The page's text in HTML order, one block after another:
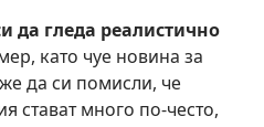
да гледа реалистично
като чуе новина за
да си помисли, че
стават много по-често,